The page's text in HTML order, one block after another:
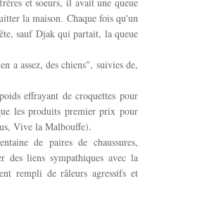
la maison. Chaque fois qu'un
sauf Djak qui partait, la queue
a assez, des chiens", suivies de,
effrayant de croquettes pour
les produits premier prix pour
Vive la Malbouffe).
de paires de chaussures,
des liens sympathiques avec la
rempli de râleurs agressifs et